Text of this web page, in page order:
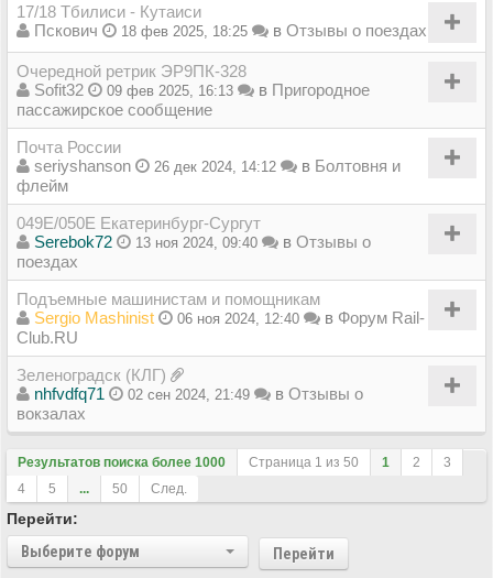
17/18 Тбилиси - Кутаиси
Пскович
18 фев 2025, 18:25 в Отзывы о поездах
Очередной ретрик ЭР9ПК-328
Sofit32
09 фев 2025, 16:13 в Пригородное
пассажирское сообщение
Почта России
seriyshanson
26 дек 2024, 14:12 в Болтовня и
флейм
049Е/050Е Екатеринбург-Сургут
Serebok72
13 ноя 2024, 09:40 в Отзывы о
поездах
Подъемные машинистам и помощникам
Sergio Mashinist
06 ноя 2024, 12:40 в Форум Rail-
Club.RU
Зеленоградск (КЛГ)
nhfvdfq71
02 сен 2024, 21:49 в Отзывы о
вокзалах
Результатов поиска более 1000 Страница 1 из 50 1 2
3
4
5 ... 50 След.
Перейти:
Выберите форум
Перейти